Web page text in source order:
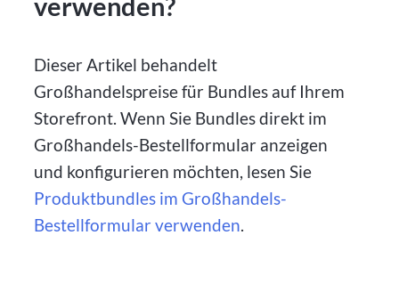
Dieser Artikel behandelt
Großhandelspreise für Bundles auf Ihrem
Storefront. Wenn Sie Bundles direkt im
Großhandels-Bestellformular anzeigen
und konfigurieren möchten, lesen Sie
Produktbundles im Großhandels-
Bestellformular verwenden.